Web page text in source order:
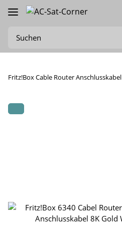
Fritz!Box Cable Router Anschlusskabel